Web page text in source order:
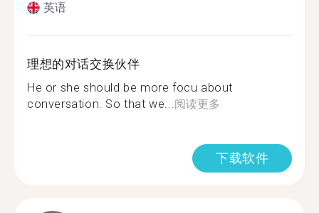
英语
理想的对话交换伙伴
He or she should be more focu about
conversation. So that we...阅读更多
下载软件